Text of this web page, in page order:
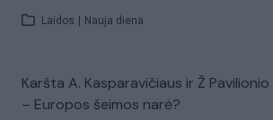
Laidos Nauja diena
Karšta A. Kasparavičiaus ir Ž Pavilionio
– Europos šeimos narė?